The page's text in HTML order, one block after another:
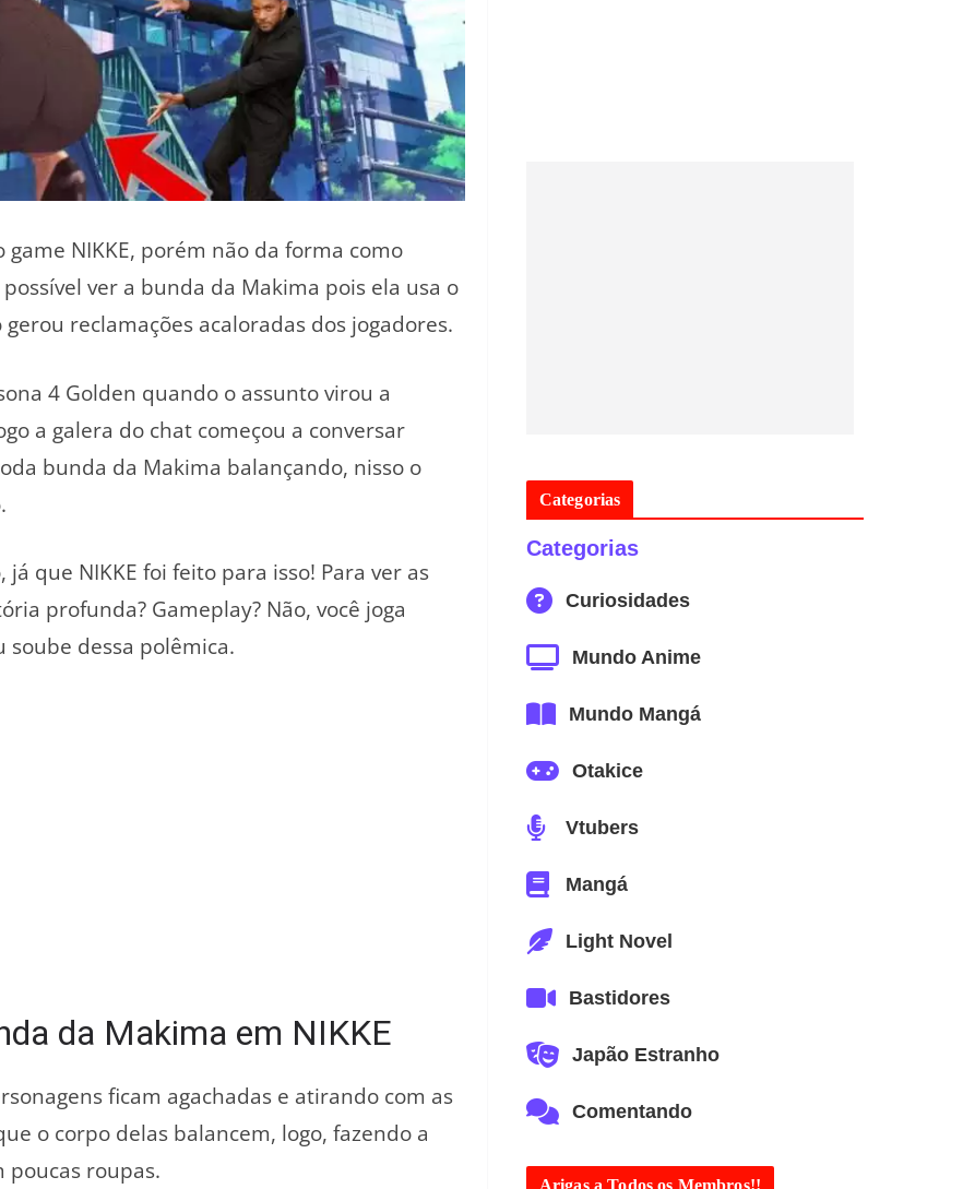
NIKKE, porém não da forma como
ver a bunda da Makima pois ela usa o
reclamações acaloradas dos jogadores.
4 Golden quando o assunto virou a
a galera do chat começou a conversar
bunda da Makima balançando, nisso o
que NIKKE foi feito para isso! Para ver as
profunda? Gameplay? Não, você joga
soube dessa polêmica.
da Makima em NIKKE
ficam agachadas e atirando com as
o corpo delas balancem, logo, fazendo a
poucas roupas.
Categorias
Categorias
Curiosidades
Mundo Anime
Mundo Mangá
Otakice
Vtubers
Mangá
Light Novel
Bastidores
Japão Estranho
Comentando
Arigas a Todos os Membros!!